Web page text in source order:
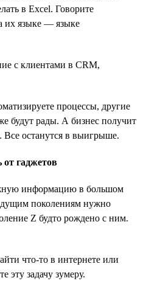
в Excel. Говорите
их языке — языке
с клиентами в CRM,
процессы, другие
будут рады. А бизнес получит
Все останутся в выигрыше.
от гаджетов
информацию в большом
поколениям нужно
Z будто рождено с ним.
что-то в интернете или
эту задачу зумеру.